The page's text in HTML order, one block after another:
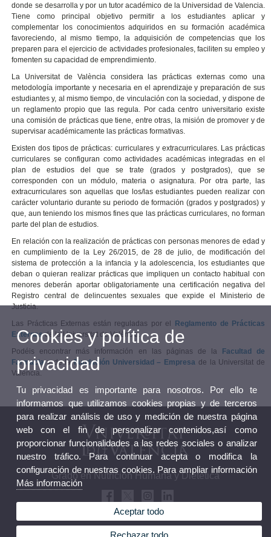
donde se desarrolla y por un tutor académico de la Universidad de Valencia.
Tiene como principal objetivo permitir a los estudiantes aplicar y
complementar los conocimientos adquiridos en su formación académica
favoreciendo, al mismo tiempo, la adquisición de competencias que los
preparen para el ejercicio de actividades profesionales, faciliten su empleo y
fomenten su capacidad de emprendimiento.
La Universitat de València considera las prácticas externas como una
metodología importante y necesaria en el aprendizaje y preparación de sus
estudiantes y, al mismo tiempo, de vinculación con la sociedad, y dispone de
un reglamento propio que las regula. Por cada centro universitario existe
una comisión de prácticas que tiene, entre otras, la misión de promover y de
supervisar académicamente las prácticas formativas.
Existen dos tipos de prácticas: curriculares y extracurriculares. Las prácticas
curriculares se configuran como actividades académicas integradas en el
plan de estudios del que se trate (grados y postgrados), que se
corresponden con un módulo, materia o asignatura. Por otra parte, las
extracurriculares son aquellas que los/las estudiantes pueden realizar con
carácter voluntario durante su periodo de formación (grados y postgrados) y
que, aun teniendo los mismos fines que las prácticas curriculares, no forman
parte del plan de estudios.
En relación con la realización de prácticas con personas menores de edad y
en cumplimiento de la Ley 26/2015, de 28 de julio, de modificación del
sistema de protección a la infancia y la adolescencia, los estudiantes que
deban o quieran realizar prácticas que impliquen un contacto habitual con
menores deberán aportar obligatoriamente una certificación negativa del
Registro central de delincuentes sexuales que expide el Ministerio de
Justicia.
Las Prácticas Externas están reguladas por el
Reglamento de Prácticas
Externasde la Universitat de València.
Podéis encontrar más información en las páginas de la
Facultad de
Farmaciay de laFundación Universidad – Empresa de la Universitat de
València.
Grado en Nutrición Humana y Dietética
Cookies y política de
privacidad
Tu privacidad es importante para nosotros. Por ello te
informamos que utilizamos cookies propias y de terceros
para realizar análisis de uso y medición de nuestra página
web con el fin de personalizar contenidos,así como
proporcionar funcionalidades a las redes sociales o analizar
nuestro tráfico. Para continuar acepta o modifica la
configuración de nuestras cookies. Para ampliar información
Más información
Aceptar todo
Rechazar todo